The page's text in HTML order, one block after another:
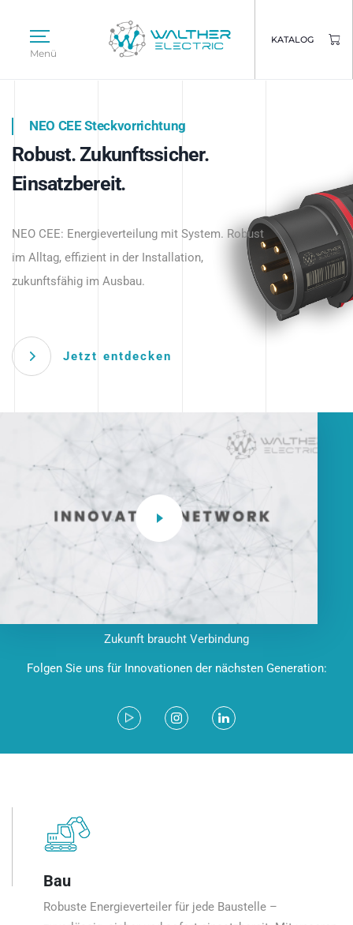
Menü
KATALOG
Intelligente Stromverteilung
beginnt hier.
NEO CEE Steckvorrichtung
Robust. Zukunftssicher.
Einsatzbereit.
NEO CEE: Energieverteilung mit System. Robust
im Alltag, effizient in der Installation,
zukunftsfähig im Ausbau.
Jetzt entdecken
Intelligenz trifft Energie.
Anwendungen – robust, IP-geschützt und
zukunftsfähig.
Zukunft braucht Verbindung
Folgen Sie uns für Innovationen der nächsten Generation:
Bau
Robuste Energieverteiler für jede Baustelle –